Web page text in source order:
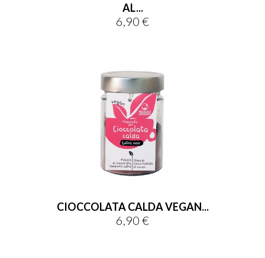
AL...
Prezzo
6,90 €
CIOCCOLATA CALDA VEGAN...
Prezzo
6,90 €